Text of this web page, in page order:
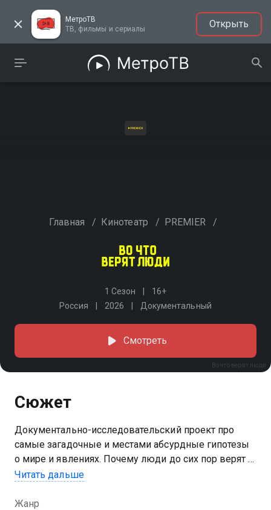
МетроТВ
ТВ, фильмы и сериалы
Открыть
Главная / Кинотеатр / PREMIER /
1 Сезон
16+
Россия
2026 Документальный
Во что верят люди
Смотреть
Сюжет
Документально-исследовательский проект про
самые загадочные и местами абсурдные гипотезы
о мире и явлениях. Почему люди до сих пор верят в
йети, мировые океаны, спрятанные под землей,
эти и другие вопросы ответят любители верить в
Читать дальше
Жанр